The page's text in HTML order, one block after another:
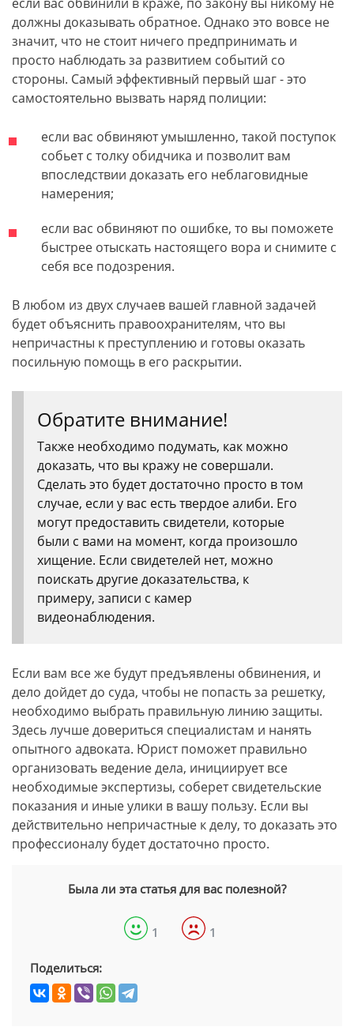
должны доказывать обратное. Однако это вовсе не
значит, что не стоит ничего предпринимать и
просто наблюдать за развитием событий со
стороны. Самый эффективный первый шаг - это
самостоятельно вызвать наряд полиции:
если вас обвиняют умышленно, такой поступок
собьет с толку обидчика и позволит вам
впоследствии доказать его неблаговидные
намерения;
если вас обвиняют по ошибке, то вы поможете
быстрее отыскать настоящего вора и снимите с
себя все подозрения.
В любом из двух случаев вашей главной задачей
будет объяснить правоохранителям, что вы
непричастны к преступлению и готовы оказать
посильную помощь в его раскрытии.
Обратите внимание!
Также необходимо подумать, как можно
доказать, что вы кражу не совершали.
Сделать это будет достаточно просто в том
случае, если у вас есть твердое алиби. Его
могут предоставить свидетели, которые
были с вами на момент, когда произошло
хищение. Если свидетелей нет, можно
поискать другие доказательства, к
примеру, записи с камер
видеонаблюдения.
Если вам все же будут предъявлены обвинения, и
дело дойдет до суда, чтобы не попасть за решетку,
необходимо выбрать правильную линию защиты.
Здесь лучше довериться специалистам и нанять
опытного адвоката. Юрист поможет правильно
организовать ведение дела, инициирует все
необходимые экспертизы, соберет свидетельские
показания и иные улики в вашу пользу. Если вы
действительно непричастные к делу, то доказать это
профессионалу будет достаточно просто.
Была ли эта статья для вас полезной?
1 1
Поделиться: